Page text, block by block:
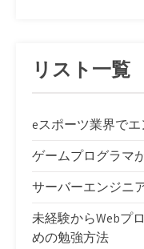
リスト一覧
eスポーツ業界で
ゲームプログラマ
サーバーエンジニ
未経験からWebプ
めの勉強方法